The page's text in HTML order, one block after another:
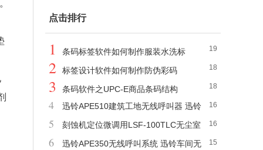
点击排行
19
1 条码标签软件如何制作服装水洗标
18
2 标签设计软件如何制作防伪彩码
18
3 条码软件之UPC-E商品条码结构
16
4
迅铃APE510建筑工地无线呼叫器 迅铃
呼叫器厂家
16
5
刻蚀机定位微调用LSF-100TLC无尘室
带滑台爪式千斤顶
15
6
迅铃APE350无线呼叫系统 迅铃车间无